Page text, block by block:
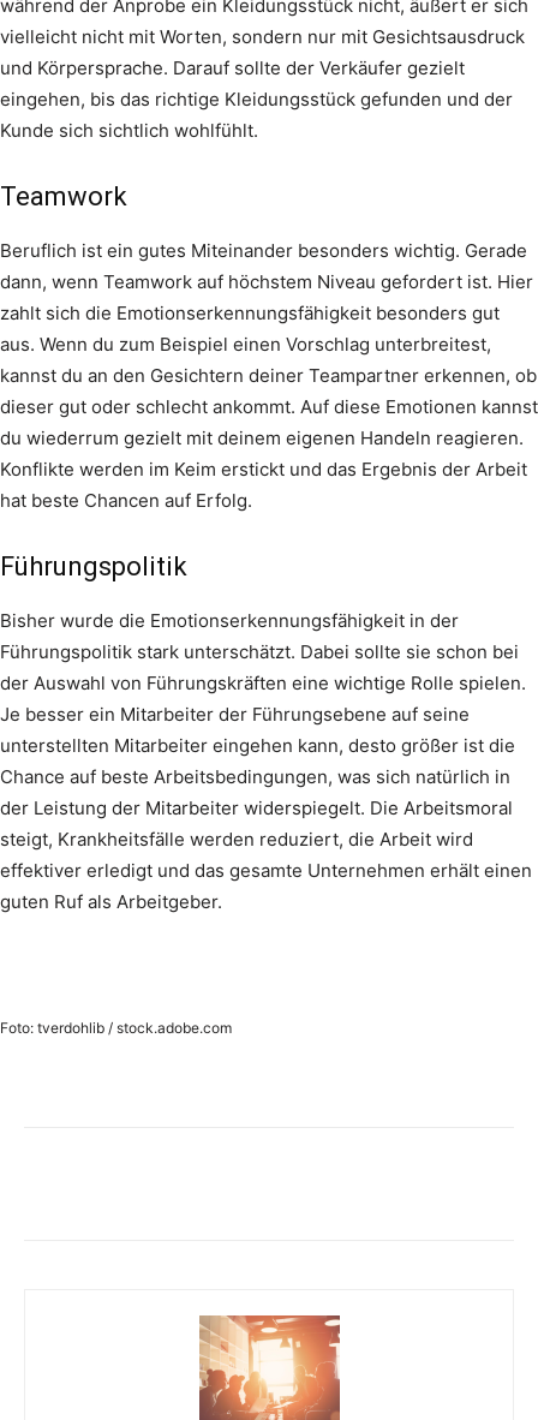
während der Anprobe ein Kleidungsstück nicht, äußert er sich
vielleicht nicht mit Worten, sondern nur mit Gesichtsausdruck
und Körpersprache. Darauf sollte der Verkäufer gezielt
eingehen, bis das richtige Kleidungsstück gefunden und der
Kunde sich sichtlich wohlfühlt.
Teamwork
Beruflich ist ein gutes Miteinander besonders wichtig. Gerade
dann, wenn Teamwork auf höchstem Niveau gefordert ist. Hier
zahlt sich die Emotionserkennungsfähigkeit besonders gut
aus. Wenn du zum Beispiel einen Vorschlag unterbreitest,
kannst du an den Gesichtern deiner Teampartner erkennen, ob
dieser gut oder schlecht ankommt. Auf diese Emotionen kannst
du wiederrum gezielt mit deinem eigenen Handeln reagieren.
Konflikte werden im Keim erstickt und das Ergebnis der Arbeit
hat beste Chancen auf Erfolg.
Führungspolitik
Bisher wurde die Emotionserkennungsfähigkeit in der
Führungspolitik stark unterschätzt. Dabei sollte sie schon bei
der Auswahl von Führungskräften eine wichtige Rolle spielen.
Je besser ein Mitarbeiter der Führungsebene auf seine
unterstellten Mitarbeiter eingehen kann, desto größer ist die
Chance auf beste Arbeitsbedingungen, was sich natürlich in
der Leistung der Mitarbeiter widerspiegelt. Die Arbeitsmoral
steigt, Krankheitsfälle werden reduziert, die Arbeit wird
effektiver erledigt und das gesamte Unternehmen erhält einen
guten Ruf als Arbeitgeber.
Foto: tverdohlib / stock.adobe.com